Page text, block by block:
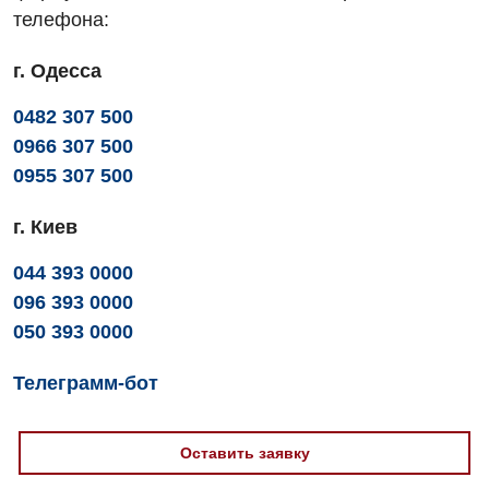
Офтальмологическое отделение
Педиатрическое отделение
Проктология
Пульмонология
Терапия
Травматологическое отделение
Урологическое отделение
Урология
Физиотерапия
телефона:
г. Одесса
0482 307 500
0966 307 500
0955 307 500
г. Киев
044 393 0000
096 393 0000
050 393 0000
Телеграмм-бот
Оставить заявку